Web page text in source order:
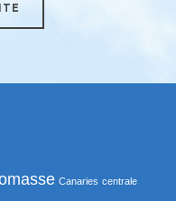
Canaries centrale